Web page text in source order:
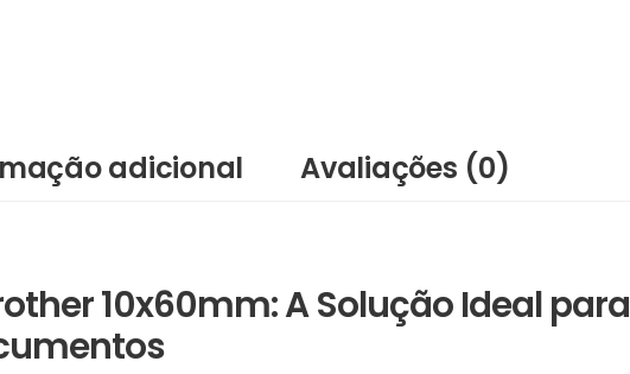
adicional Avaliações (0)
10x60mm: A Solução Ideal para